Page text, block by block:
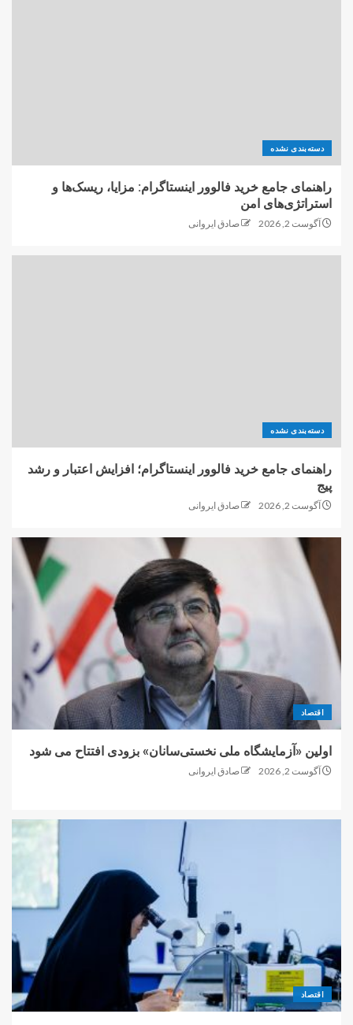
دسته‌بندی نشده
راهنمای جامع خرید فالوور اینستاگرام: مزایا، ریسک‌ها و
استراتژی‌های امن
آگوست 2, 2026 صادق ایروانی
دسته‌بندی نشده
راهنمای جامع خرید فالوور اینستاگرام؛ افزایش اعتبار و رشد
پیج
آگوست 2, 2026 صادق ایروانی
اقتصاد
اولین «آزمایشگاه ملی نخستی‌سانان» بزودی افتتاح می شود
آگوست 2, 2026 صادق ایروانی
اقتصاد